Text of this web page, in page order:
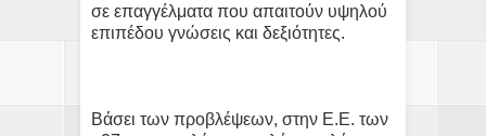
σε επαγγέλματα που απαιτούν υψηλού
επιπέδου γνώσεις και δεξιότητες.
Βάσει των προβλέψεων, στην Ε.Ε. των